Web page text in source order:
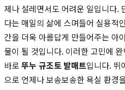
제나 설레면서도 어려운 일입니다.
다는 매일의 삶에 스며들어 실용적
간을 더욱 아름답게 만들어주는 아
물이 될 것입니다. 이러한 고민에
바로 뚜누 규조토 발매트입니다. 뛰
으로 언제나 보송보송한 욕실 환경